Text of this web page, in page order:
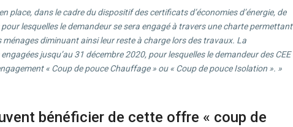
place, dans le cadre du dispositif des certificats d’économies d’énergie, de
lesquelles le demandeur se sera engagé à travers une charte permettant
ménages diminuant ainsi leur reste à charge lors des travaux. La
jusqu’au 31 décembre 2020, pour lesquelles le demandeur des CEE
« Coup de pouce Chauffage » ou « Coup de pouce Isolation ». »
bénéficier de cette offre « coup de